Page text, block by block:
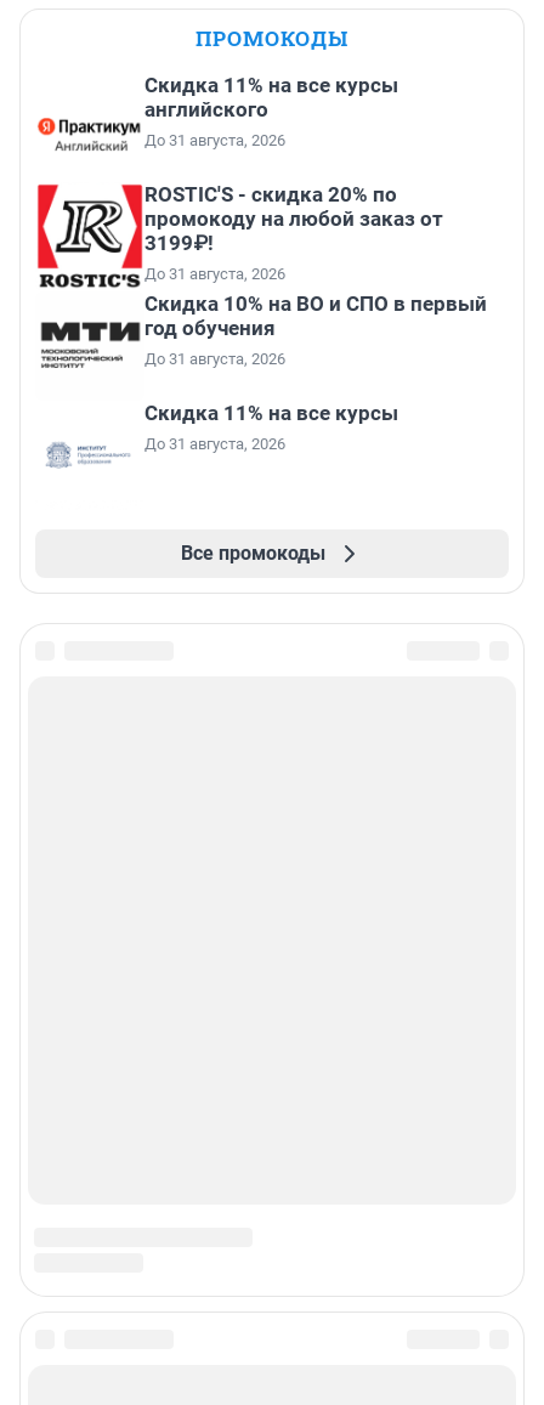
ПРОМОКОДЫ
Скидка 11% на все курсы
английского
До 31 августа, 2026
ROSTIC'S - скидка 20% по
промокоду на любой заказ от
3199₽!
До 31 августа, 2026
Скидка 10% на ВО и СПО в первый
год обучения
До 31 августа, 2026
Скидка 11% на все курсы
До 31 августа, 2026
Все промокоды